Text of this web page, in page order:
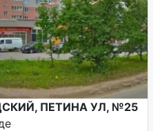
ПЕТИНА УЛ, №25